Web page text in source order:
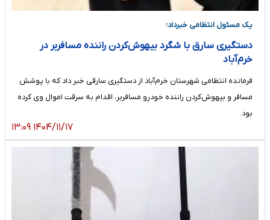
یک مسئول انتظامی خبرداد؛
دستگیری سارق با شگرد بیهوش‌کردن راننده مسافربر در
خرم‌آباد
فرمانده انتظامی شهرستان خرم‌آباد از دستگیری سارقی خبر داد که با پوشش
مسافر و بیهوش‌کردن راننده خودرو مسافربر، اقدام به سرقت اموال وی کرده
بود.
۱۴۰۴/۱۱/۱۷ ۱۳:۰۹